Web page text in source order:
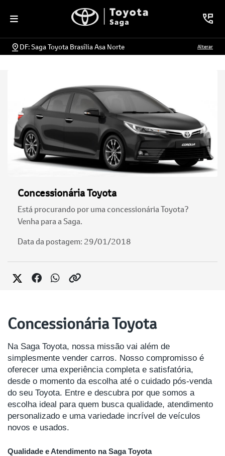
DF: Saga Toyota Brasília Asa Norte Alterar
Concessionária Toyota
Está procurando por uma concessionária Toyota?
Venha para a Saga.
Data da postagem: 29/01/2018
Concessionária Toyota
Na Saga Toyota, nossa missão vai além de
simplesmente vender carros. Nosso compromisso é
oferecer uma experiência completa e satisfatória,
desde o momento da escolha até o cuidado pós-venda
do seu Toyota. Entre e descubra por que somos a
escolha ideal para quem busca qualidade, atendimento
personalizado e uma variedade incrível de veículos
novos e usados.
Qualidade e Atendimento na Saga Toyota